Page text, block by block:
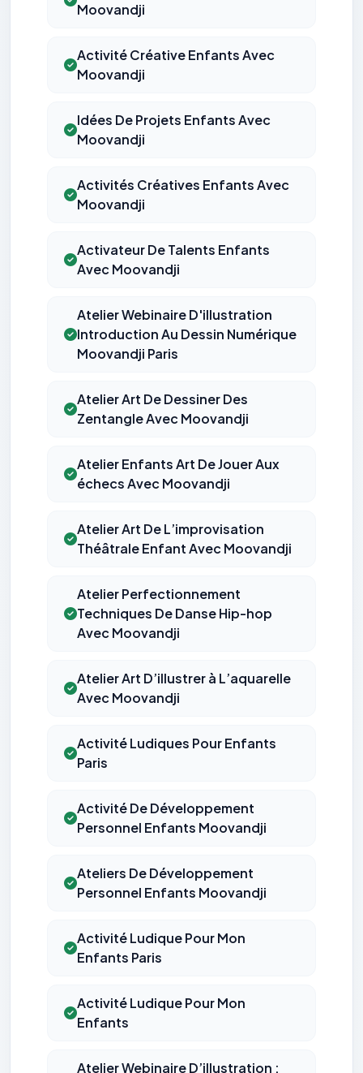
Moovandji
Activité Créative Enfants Avec
Moovandji
Idées De Projets Enfants Avec
Moovandji
Activités Créatives Enfants Avec
Moovandji
Activateur De Talents Enfants
Avec Moovandji
Atelier Webinaire D'illustration
Introduction Au Dessin Numérique
Moovandji Paris
Atelier Art De Dessiner Des
Zentangle Avec Moovandji
Atelier Enfants Art De Jouer Aux
échecs Avec Moovandji
Atelier Art De L’improvisation
Théâtrale Enfant Avec Moovandji
Atelier Perfectionnement
Techniques De Danse Hip-hop
Avec Moovandji
Atelier Art D’illustrer à L’aquarelle
Avec Moovandji
Activité Ludiques Pour Enfants
Paris
Activité De Développement
Personnel Enfants Moovandji
Ateliers De Développement
Personnel Enfants Moovandji
Activité Ludique Pour Mon
Enfants Paris
Activité Ludique Pour Mon
Enfants
Atelier Webinaire D’illustration :